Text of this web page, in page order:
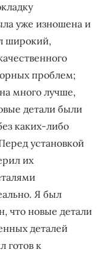
уже изношена и
широкий,
проблем;
много лучше,
детали были
каких-либо
установкой
их
Я был
что новые детали
деталей
готов к